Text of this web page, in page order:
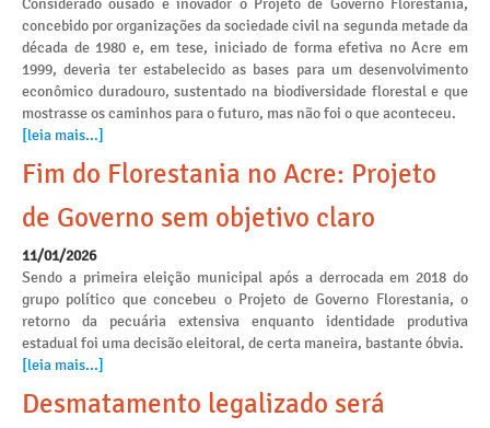
Considerado ousado e inovador o Projeto de Governo Florestania,
concebido por organizações da sociedade civil na segunda metade da
década de 1980 e, em tese, iniciado de forma efetiva no Acre em
1999, deveria ter estabelecido as bases para um desenvolvimento
econômico duradouro, sustentado na biodiversidade florestal e que
mostrasse os caminhos para o futuro, mas não foi o que aconteceu.
[leia mais...]
Fim do Florestania no Acre: Projeto
de Governo sem objetivo claro
11/01/2026
Sendo a primeira eleição municipal após a derrocada em 2018 do
grupo político que concebeu o Projeto de Governo Florestania, o
retorno da pecuária extensiva enquanto identidade produtiva
estadual foi uma decisão eleitoral, de certa maneira, bastante óbvia.
[leia mais...]
Desmatamento legalizado será